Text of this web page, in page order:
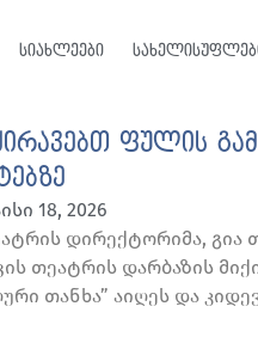
სიახლეები
ფულის
18, 2026
დირექტორიმა, გია
თეატრის დარბაზის
თანხა” აიღეს და